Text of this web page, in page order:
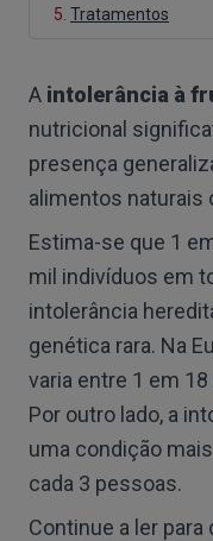
5. Tratamentos
A intolerância à
nutricional
presença
alimentos naturais
Estima-se que 1
mil indivíduos em
intolerância
genética rara. Na
varia entre 1 em
Por outro lado, a
uma condição
cada 3 pessoas.
Continue a ler